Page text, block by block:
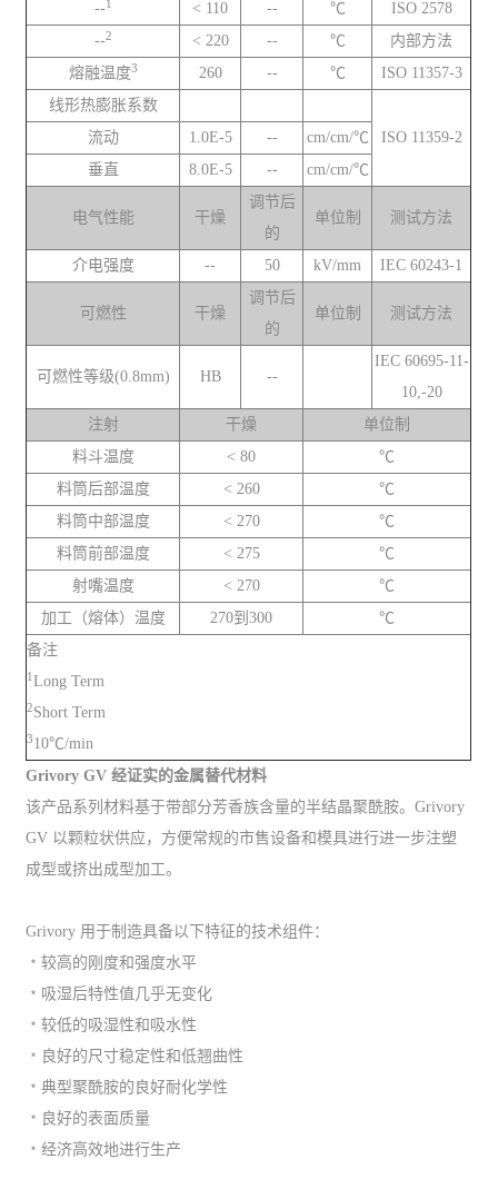
--1 < 110 -- ℃
ISO 2578
--2 < 220 -- ℃
内部方法
熔融温度3 260 -- ℃
ISO 11357-3
线形热膨胀系数
ISO 11359-2
流动 1.0E-5 --
cm/cm/℃
垂直
8.0E-5 -- cm/cm/℃
电气性能 干燥
调节后
的
单位制 测试方法
介电强度 -- 50 kV/mm IEC 60243-1
可燃性 干燥
调节后
的
单位制 测试方法
可燃性等级(0.8mm) HB --
IEC 60695-11-
10,-20
注射
干燥
单位制
料斗温度
< 80
℃
料筒后部温度
< 260
℃
料筒中部温度
< 270
℃
料筒前部温度
< 275
℃
射嘴温度
< 270
℃
加工（熔体）温度
270到300
℃
备注
1Long Term
2Short Term
310℃/min
Grivory GV 经证实的金属替代材料
该产品系列材料基于带部分芳香族含量的半结晶聚酰胺。Grivory
GV 以颗粒状供应，方便常规的市售设备和模具进行进一步注塑
成型或挤出成型加工。
Grivory 用于制造具备以下特征的技术组件：
﹡较高的刚度和强度水平
﹡吸湿后特性值几乎无变化
﹡较低的吸湿性和吸水性
﹡良好的尺寸稳定性和低翘曲性
﹡典型聚酰胺的良好耐化学性
﹡良好的表面质量
﹡经济高效地进行生产